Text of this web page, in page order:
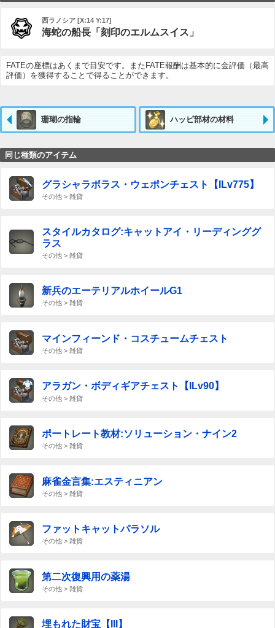
西ラノシア [X:14 Y:17]
海蛇の船長「刻印のエルムスイス」
FATEの座標はあくまで目安です。またFATE報酬は基本的に金評価（最高
評価）を獲得することで得ることができます。
珊瑚の指輪 ハッピ部材の材料
同じ種類のアイテム
グラシャラボラス・ウェポンチェスト【ILv775】
その他 > 雑貨
スタイルカタログ:キャットアイ・リーディンググ
ラス
その他 > 雑貨
新兵のエーテリアルホイールG1
その他 > 雑貨
マインフィーンド・コスチュームチェスト
その他 > 雑貨
アラガン・ボディギアチェスト【ILv90】
その他 > 雑貨
ポートレート教材:ソリューション・ナイン2
その他 > 雑貨
麻雀金言集:エスティニアン
その他 > 雑貨
ファットキャットパラソル
その他 > 雑貨
第二次復興用の薬湯
その他 > 雑貨
埋もれた財宝【III】